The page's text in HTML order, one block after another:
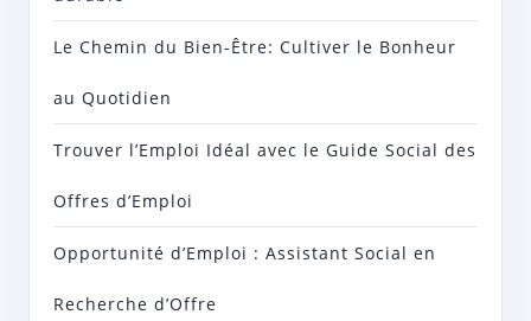
Le Chemin du Bien-Être: Cultiver le Bonheur
au Quotidien
Trouver l’Emploi Idéal avec le Guide Social des
Offres d’Emploi
Opportunité d’Emploi : Assistant Social en
Recherche d’Offre